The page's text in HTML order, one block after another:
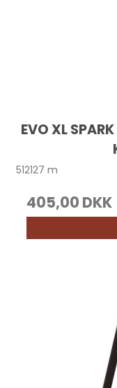
EVO XL
512127 m
405,00 DKK